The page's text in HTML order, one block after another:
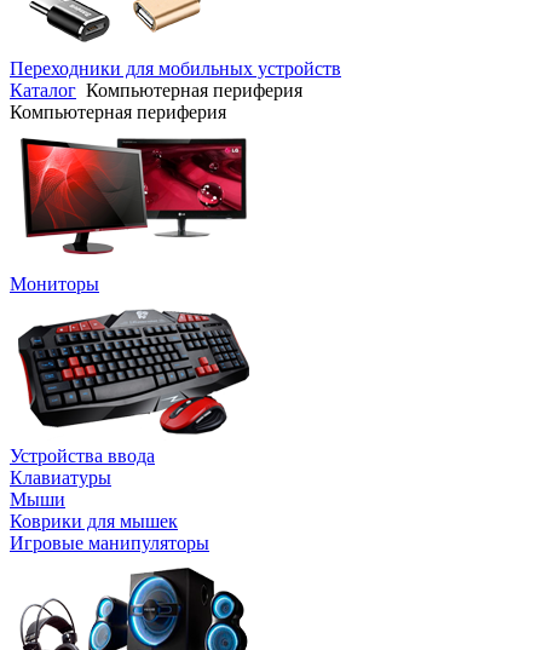
Переходники для мобильных устройств
Каталог Компьютерная периферия
Компьютерная периферия
Мониторы
Устройства ввода
Клавиатуры
Мыши
Коврики для мышек
Игровые манипуляторы